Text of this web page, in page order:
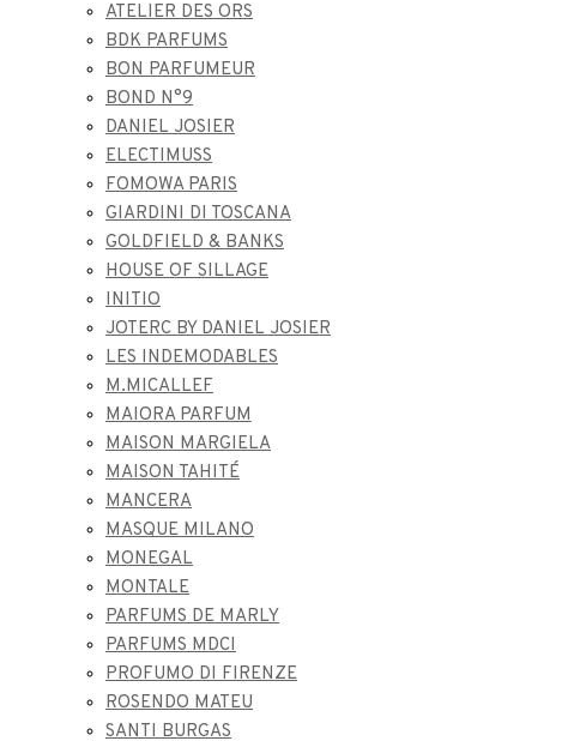
ATELIER DES ORS
BDK PARFUMS
BON PARFUMEUR
BOND N°9
DANIEL JOSIER
ELECTIMUSS
FOMOWA PARIS
GIARDINI DI TOSCANA
GOLDFIELD & BANKS
HOUSE OF SILLAGE
INITIO
JOTERC BY DANIEL JOSIER
LES INDEMODABLES
M.MICALLEF
MAIORA PARFUM
MAISON MARGIELA
MAISON TAHITÉ
MANCERA
MASQUE MILANO
MONEGAL
MONTALE
PARFUMS DE MARLY
PARFUMS MDCI
PROFUMO DI FIRENZE
ROSENDO MATEU
SANTI BURGAS